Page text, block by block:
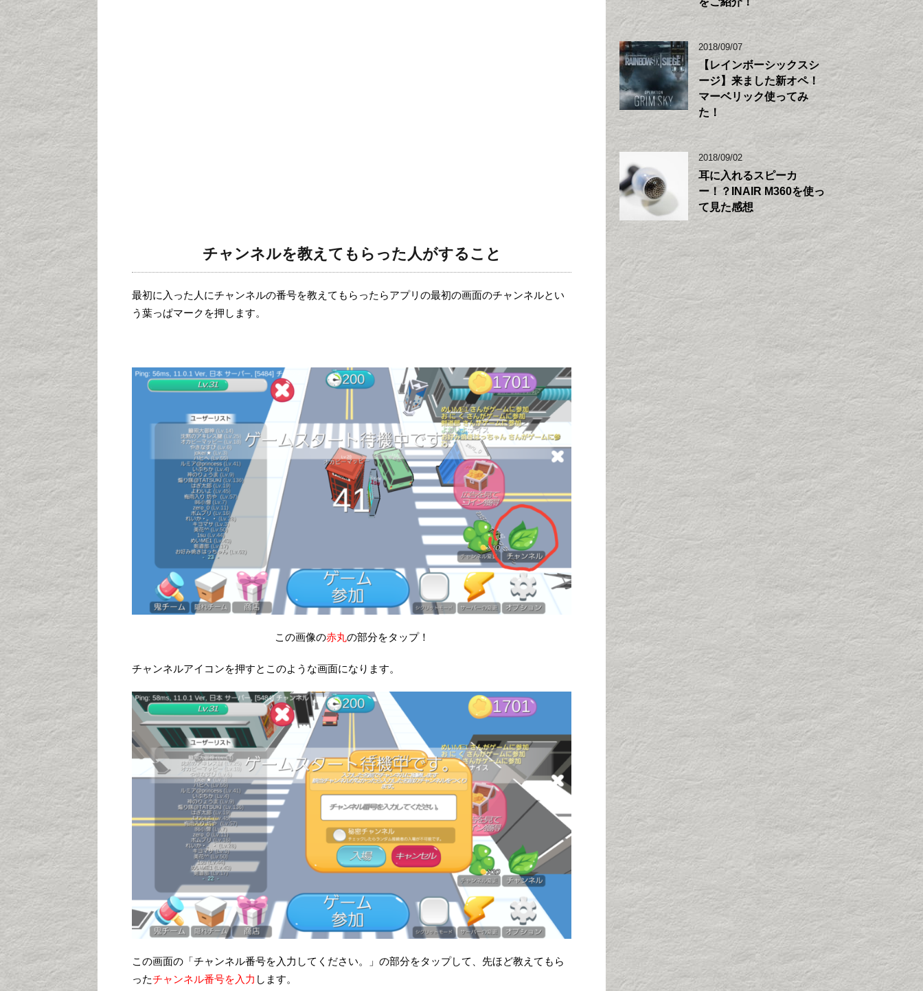
チャンネルを教えてもらった人がすること
最初に入った人にチャンネルの番号を教えてもらったらアプリの最初の画面のチャンネルとい
う葉っぱマークを押します。
この画像の赤丸の部分をタップ！
チャンネルアイコンを押すとこのような画面になります。
この画面の「チャンネル番号を入力してください。」の部分をタップして、先ほど教えてもら
ったチャンネル番号を入力 します。
2018/09/07
【レインボーシックスシ
ージ】来ました新オペ！
マーベリック使ってみ
た！
2018/09/02
耳に入れるスピーカ
ー！？INAIR M360を使っ
て見た感想